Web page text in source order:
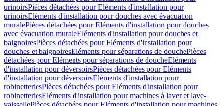
urinoirsPièces détachées pour Eléments d'installation pour
urinoirsEléments d'installation pour douches avec évacuation
muralePièces détachées pour Eléments d'installation pour douches
avec évacuation muraleEléments d'installation pour douches et
baignoiresPièces détachées pour Eléments d'installation pour
douches et baignoiresEléments pour séparations de douchePièces
détachées pour Eléments pour séparations de doucheEléments
d'installation pour déversoirsPièces détachées pour Eléments
d'installation pour déversoirsEléments d'installation pour
robinetteriesPièces détachées pour Eléments d'installation pour
robinetteriesEléments d'installation pour machines à laver et lave-
vaissellePièces détachées pour Eléments d'installation pour machines